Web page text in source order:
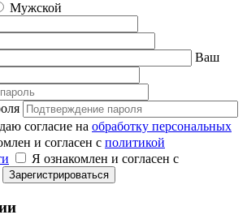
Мужской
Ваш
согласие на обработку персональных
и согласен с политикой
Я ознакомлен и согласен с